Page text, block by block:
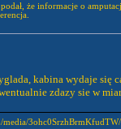
że informacje o
kabina wydaje się
zdazy sie w
media/